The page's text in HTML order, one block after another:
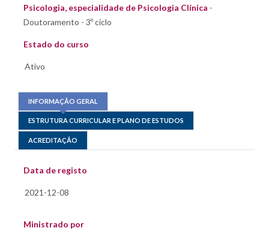
Psicologia, especialidade de Psicologia Clínica -
Doutoramento - 3º ciclo
Estado do curso
INFORMAÇÃO GERAL
ESTRUTURA CURRICULAR E PLANO DE ESTUDOS
ACREDITAÇÃO
Data de registo
Ministrado por